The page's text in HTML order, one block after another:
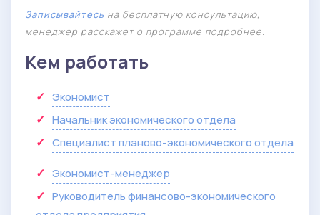
Записывайтесь на бесплатную консультацию,
менеджер расскажет о программе подробнее.
Кем работать
Экономист
Начальник экономического отдела
Специалист планово-экономического отдела
Экономист-менеджер
Руководитель финансово-экономического